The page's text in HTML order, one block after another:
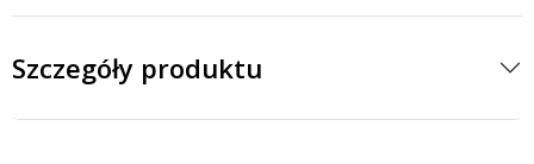
Szczegóły produktu